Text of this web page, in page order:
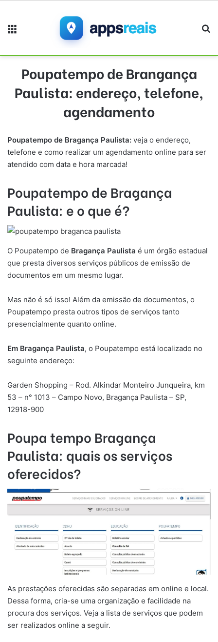
Poupatempo de Brangança
Paulista: endereço, telefone,
agendamento
Poupatempo de Bragança Paulista: veja o endereço,
telefone e como realizar um agendamento online para ser
atendido com data e hora marcada!
Poupatempo de Bragança
Paulista: e o que é?
O Poupatempo de Bragança Paulista é um órgão estadual
que presta diversos serviços públicos de emissão de
documentos em um mesmo lugar.
Mas não é só isso! Além da emissão de documentos, o
Poupatempo presta outros tipos de serviços tanto
presencialmente quanto online.
Em Bragança Paulista, o Poupatempo está localizado no
seguinte endereço:
Garden Shopping – Rod. Alkindar Monteiro Junqueira, km
53 – n° 1013 – Campo Novo, Bragança Paulista – SP,
12918-900
Poupa tempo Bragança
Paulista: quais os serviços
oferecidos?
As prestações oferecidas são separadas em online e local.
Dessa forma, cria-se uma organização e facilidade na
procura dos serviços. Veja a lista de serviços que podem
ser realizados online a seguir.